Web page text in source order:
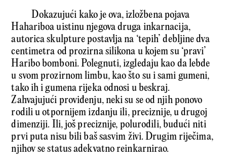
Dokazujući kako je ova, izložbena pojava
Hahariboa uistinu njegova druga inkarnacija,
autorica skulpture postavlja na ‘tepih’ debljine dva
centimetra od prozirna silikona u kojem su ‘pravi’
Haribo bomboni. Polegnuti, izgledaju kao da lebde
u svom prozirnom limbu, kao što su i sami gumeni,
tako ih i gumena rijeka odnosi u beskraj.
Zahvajujući proviđenju, neki su se od njih ponovo
rodili u otpornijem izdanju ili, preciznije, u drugoj
dimenziji. Ili, još preciznije, polurodili, budući niti
prvi puta nisu bili baš sasvim živi. Drugim riječima,
njihov se status adekvatno reinkarnirao.